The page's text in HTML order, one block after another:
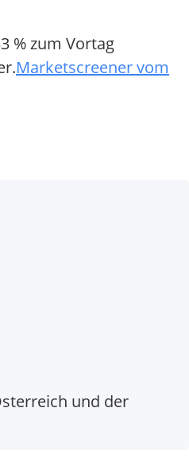
% zum Vortag
Marketscreener vom
und der